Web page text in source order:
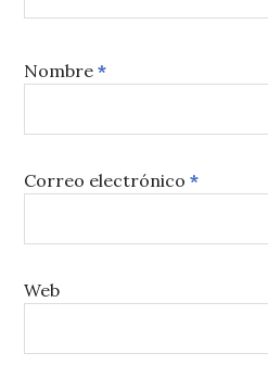
Nombre*
Correo electrónico*
Web